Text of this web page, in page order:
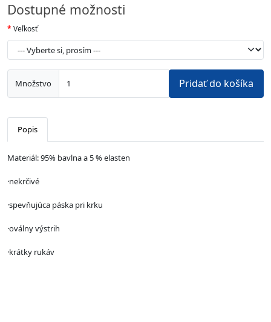
Dostupné možnosti
Veľkosť
Množstvo Pridať do košíka
Popis
Materiál: 95% bavlna a 5 % elasten
·nekrčivé
·spevňujúca páska pri krku
·oválny výstrih
·krátky rukáv